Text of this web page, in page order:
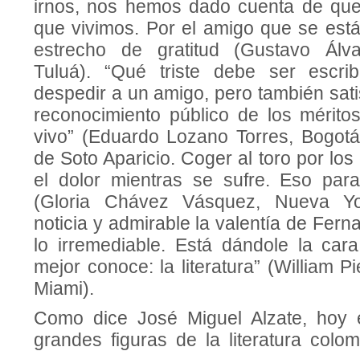
irnos, nos hemos dado cuenta de
que vivimos. Por el amigo que se
estrecho de gratitud (Gustavo
Tuluá). “Qué triste debe ser
despedir a un amigo, pero también
reconocimiento público de los
vivo” (Eduardo Lozano Torres,
de Soto Aparicio. Coger al toro por
el dolor mientras se sufre. Eso
(Gloria Chávez Vásquez, Nueva
noticia y admirable la valentía de
lo irremediable. Está dándole la
mejor conoce: la literatura” (William
Miami).
Como dice José Miguel Alzate, hoy
grandes figuras de la literatura